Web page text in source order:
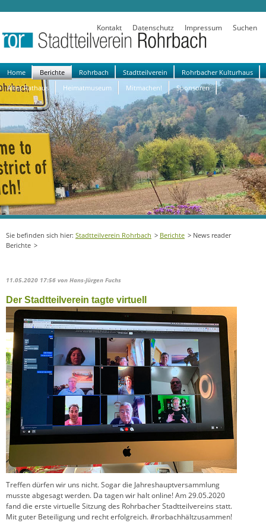
Kontakt Datenschutz Impressum Suchen
Navigation
überspringen
Home Berichte Rohrbach Stadtteilverein
Rohrbacher Kulturhaus
Altes Rathaus
Heimatmuseum Mitmachen! Sponsoren
Stadtteilverein Rohrbach Berichte
News reader
Berichte
11.05.2020 17:56 von Hans-Jürgen Fuchs
Der Stadtteilverein tagte virtuell
Treffen dürfen wir uns nicht. Sogar die Jahreshauptversammlung
musste abgesagt werden. Da tagen wir halt online! Am 29.05.2020
fand die erste virtuelle Sitzung des Rohrbacher Stadtteilvereins statt.
Mit guter Beteiligung und recht erfolgreich. #rorbachhältzusammen!